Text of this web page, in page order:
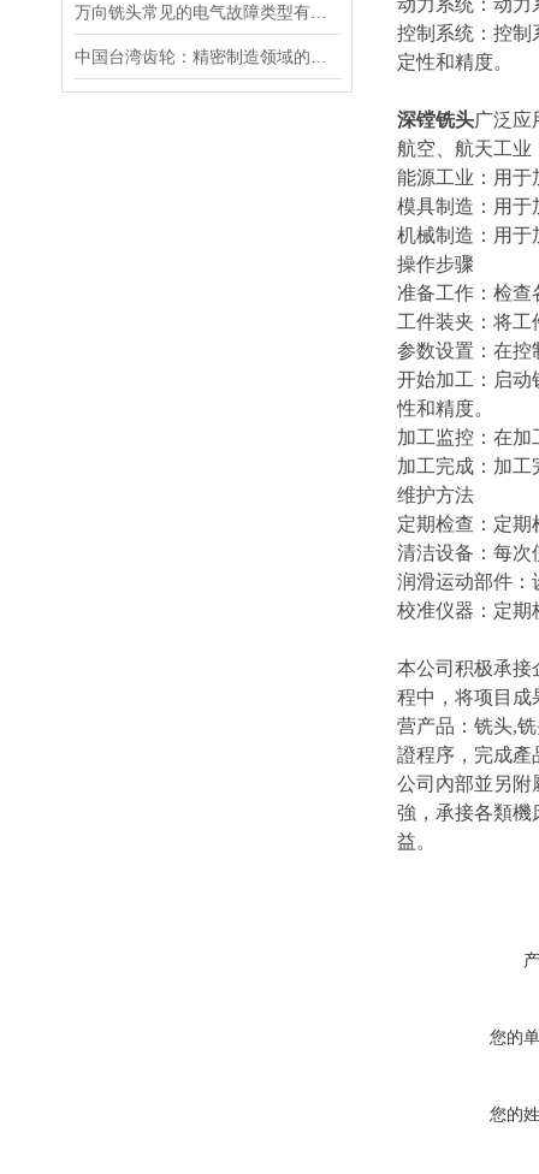
动力系统：动
控制系统：控制
定性和精度。
深镗铣头广泛
航空、航天工
能源工业：用
模具制造：用
机械制造：用
操作步骤
准备工作：检
工件装夹：将
参数设置：在
开始加工：启动
性和精度。
加工监控：在
加工完成：加
维护方法
定期检查：定
清洁设备：每
润滑运动部件
校准仪器：定期
本公司积极承接
程中，将项目
营产品：铣头,
證程序，完成產
公司內部並另附
強，承接各類機
益。
您的
您的